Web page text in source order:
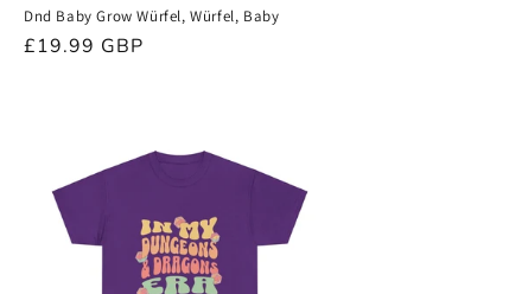
Dnd Baby Grow Würfel, Würfel, Baby
Normaler
£19.99 GBP